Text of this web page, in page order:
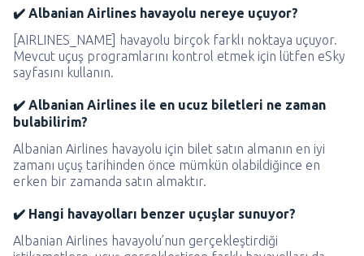
✔️ Albanian Airlines havayolu nereye uçuyor?
[AIRLINES_NAME] havayolu birçok farklı noktaya uçuyor.
Mevcut uçuş programlarını kontrol etmek için lütfen eSky
sayfasını kullanın.
✔️ Albanian Airlines ile en ucuz biletleri ne zaman
bulabilirim?
Albanian Airlines havayolu için bilet satın almanın en iyi
zamanı uçuş tarihinden önce mümkün olabildiğince en
erken bir zamanda satın almaktır.
✔️ Hangi havayolları benzer uçuşlar sunuyor?
Albanian Airlines havayolu’nun gerçekleştirdiği